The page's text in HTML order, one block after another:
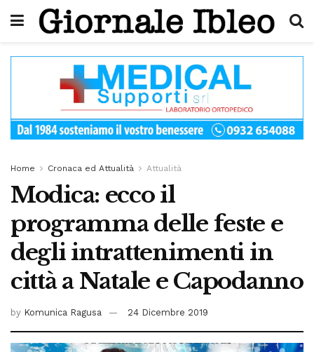
Home Cronaca ed Attualità Attualità
Modica: ecco il
programma delle feste e
degli intrattenimenti in
città a Natale e Capodanno
by Komunica Ragusa 24 Dicembre 2019